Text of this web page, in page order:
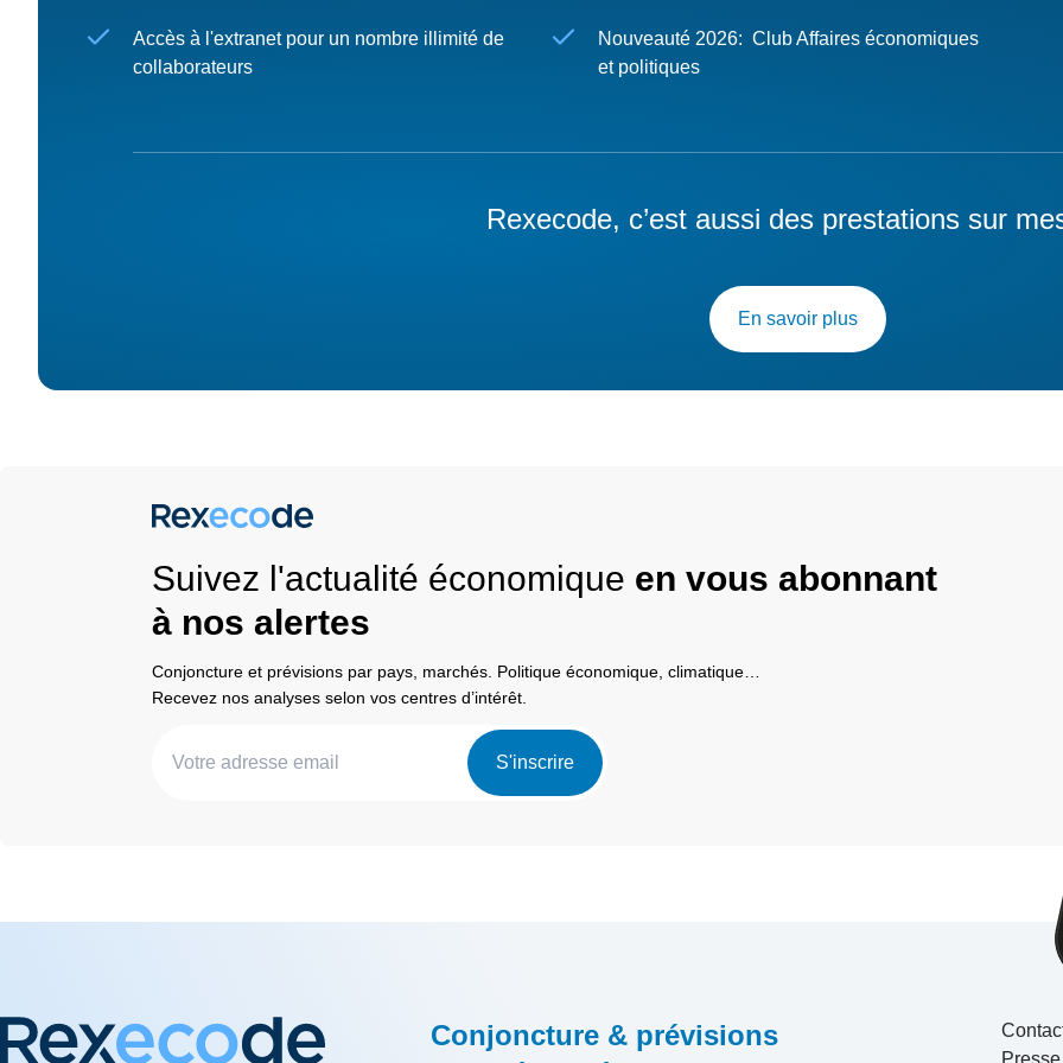
Accès à l'extranet pour un nombre illimité de
collaborateurs
Nouveauté 2026: Club Affaires économiques
et politiques
Rexecode, c’est aussi des prestations sur
En savoir plus
Suivez l'actualité économique en vous abonnant
à nos alertes
Conjoncture et prévisions par pays, marchés. Politique économique, climatique…
Recevez nos analyses selon vos centres d’intérêt.
S'inscrire
Conjoncture & prévisions
Presse